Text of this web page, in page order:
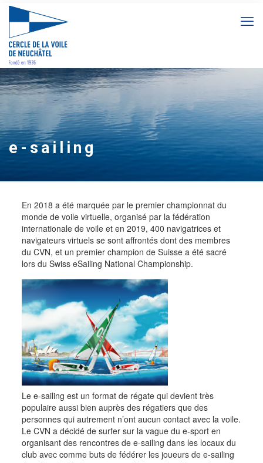
e-sailing
En 2018 a été marquée par le premier championnat du
monde de voile virtuelle, organisé par la fédération
internationale de voile et en 2019, 400 navigatrices et
navigateurs virtuels se sont affrontés dont des membres
du CVN, et un premier champion de Suisse a été sacré
lors du Swiss eSailing National Championship.
Le e-sailing est un format de régate qui devient très
populaire aussi bien auprès des régatiers que des
personnes qui autrement n’ont aucun contact avec la voile.
Le CVN a décidé de surfer sur la vague du e-sport en
organisant des rencontres de e-sailing dans les locaux du
club avec comme buts de fédérer les joueurs de e-sailing